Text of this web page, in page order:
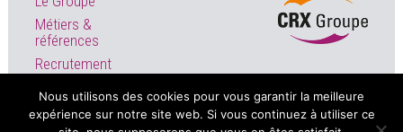
Métiers &
références
Recrutement
Actualités
Nous utilisons des cookies pour vous garantir la meilleure
expérience sur notre site web. Si vous continuez à utiliser ce